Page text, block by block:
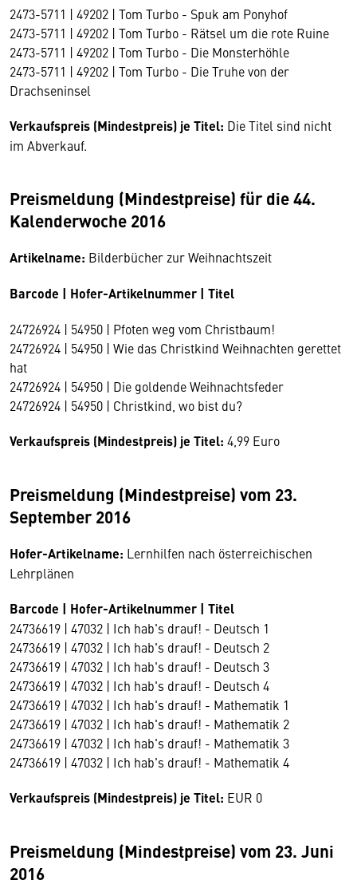
2473-5711 | 49202 | Tom Turbo - Spuk am Ponyhof
2473-5711 | 49202 | Tom Turbo - Rätsel um die rote Ruine
2473-5711 | 49202 | Tom Turbo - Die Monsterhöhle
2473-5711 | 49202 | Tom Turbo - Die Truhe von der
Drachseninsel
Verkaufspreis (Mindestpreis) je Titel: Die Titel sind nicht
im Abverkauf.
Preismeldung (Mindestpreise) für die 44.
Kalenderwoche 2016
Artikelname: Bilderbücher zur Weihnachtszeit
Barcode | Hofer-Artikelnummer | Titel
24726924 | 54950 | Pfoten weg vom Christbaum!
24726924 | 54950 | Wie das Christkind Weihnachten gerettet
hat
24726924 | 54950 | Die goldende Weihnachtsfeder
24726924 | 54950 | Christkind, wo bist du?
Verkaufspreis (Mindestpreis) je Titel: 4,99 Euro
Preismeldung (Mindestpreise) vom 23.
September 2016
Hofer-Artikelname: Lernhilfen nach österreichischen
Lehrplänen
Barcode | Hofer-Artikelnummer | Titel
24736619 | 47032 | Ich hab's drauf! - Deutsch 1
24736619 | 47032 | Ich hab's drauf! - Deutsch 2
24736619 | 47032 | Ich hab's drauf! - Deutsch 3
24736619 | 47032 | Ich hab's drauf! - Deutsch 4
24736619 | 47032 | Ich hab's drauf! - Mathematik 1
24736619 | 47032 | Ich hab's drauf! - Mathematik 2
24736619 | 47032 | Ich hab's drauf! - Mathematik 3
24736619 | 47032 | Ich hab's drauf! - Mathematik 4
Verkaufspreis (Mindestpreis) je Titel: EUR 0
Preismeldung (Mindestpreise) vom 23. Juni
2016